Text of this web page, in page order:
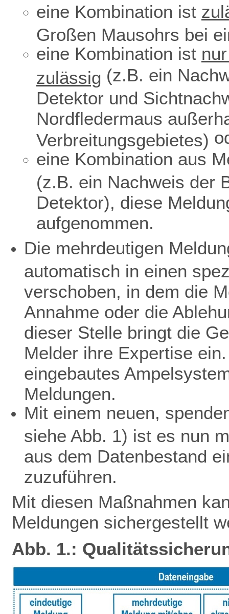
eine Kombination ist
Großen Mausohrs bei
eine Kombination ist
zulässig (z.B. ein
Detektor und
Nordfledermaus
Verbreitungsgebietes)
eine Kombination aus
(z.B. ein Nachweis der
Detektor), diese
aufgenommen.
Die mehrdeutigen
automatisch in einen
verschoben, in dem die
Annahme oder die
dieser Stelle bringt die
Melder ihre Expertise
eingebautes
Meldungen.
Mit einem neuen,
siehe Abb. 1) ist es nun
aus dem Datenbestand
zuzuführen.
Mit diesen Maßnahmen
Meldungen sichergestellt
Abb. 1.: